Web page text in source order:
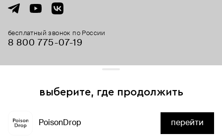
бесплатный звонок по России
8 800 775⁠-07⁠-19
выберите, где продолжить
PoisonDrop перейти
и сервисы аналитики. Продолжая его использование,
вы соглашаетесь с нашим